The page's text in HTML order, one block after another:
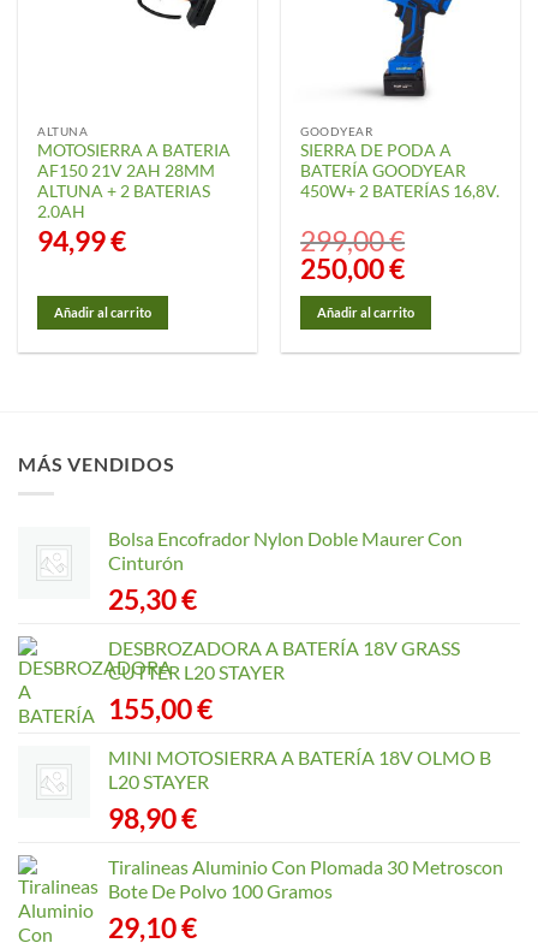
ALTUNA
MOTOSIERRA A BATERIA
AF150 21V 2AH 28MM
ALTUNA + 2 BATERIAS
2.0AH
94,99€
Añadir al carrito
GOODYEAR
SIERRA DE PODA A
BATERÍA GOODYEAR
450W+ 2 BATERÍAS 16,8V.
299,00€
El
precio
original
era:
299,00 €.
250,00€El
precio
actual
es:
250,00 €.
Añadir al carrito
MÁS VENDIDOS
Bolsa Encofrador Nylon Doble Maurer Con
Cinturón
25,30€
DESBROZADORA A BATERÍA 18V GRASS
CUTTER L20 STAYER
155,00€
MINI MOTOSIERRA A BATERÍA 18V OLMO B
L20 STAYER
98,90€
Tiralineas Aluminio Con Plomada 30 Metroscon
Bote De Polvo 100 Gramos
29,10€